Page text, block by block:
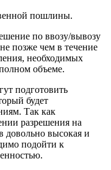
пошлины.
по ввозу/вывозу
позже чем в течение
необходимых
объеме.
подготовить
будет
Так как
разрешения на
довольно высокая и
подойти к